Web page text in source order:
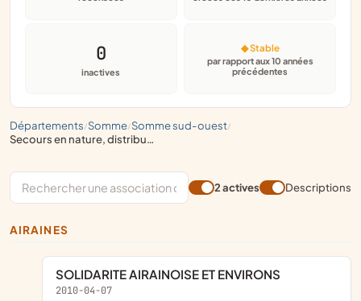
départements/ somme/ somme sud-ouest/
secours en nature, distribution de nourriture et de vêtements
0
inactives
◆ Stable
par rapport aux 10 années
précédentes
2 actives Descriptions
AIRAINES
SOLIDARITE AIRAINOISE ET ENVIRONS
2010-04-07